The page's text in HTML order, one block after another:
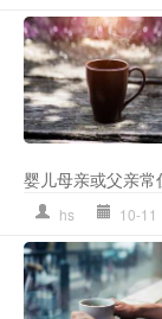
婴儿母亲或父亲
hs 10-11